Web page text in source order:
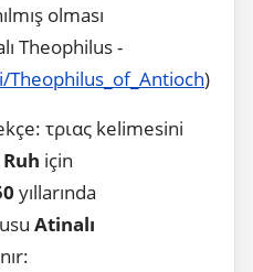
olması
Theophilus -
)
τριας kelimesini
için
yıllarında
Atinalı